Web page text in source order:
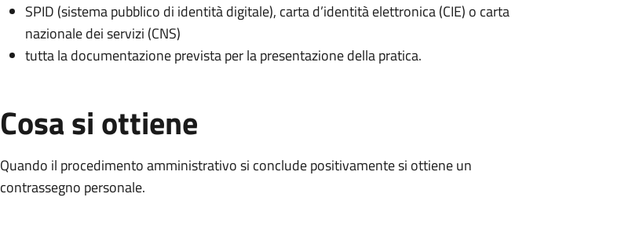
SPID (sistema pubblico di identità digitale), carta d’identità elettronica (CIE) o carta
nazionale dei servizi (CNS)
tutta la documentazione prevista per la presentazione della pratica.
Cosa si ottiene
Quando il procedimento amministrativo si conclude positivamente si ottiene un
contrassegno personale.